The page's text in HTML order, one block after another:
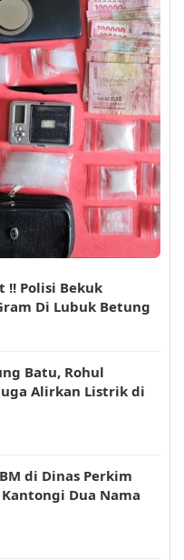
!! Polisi Bekuk
Di Lubuk Betung
Batu, Rohul
Alirkan Listrik di
di Dinas Perkim
Dua Nama